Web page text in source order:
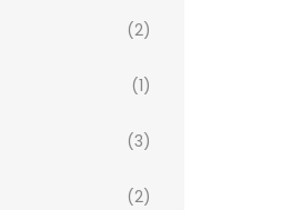
(2)
(1)
(3)
(2)